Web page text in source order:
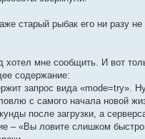
старый рыбак его ни разу
мне сообщить. И вот
содержание:
запрос вида «mode=try».
с самого начала новой
после загрузки, а
– «Вы ловите слишком